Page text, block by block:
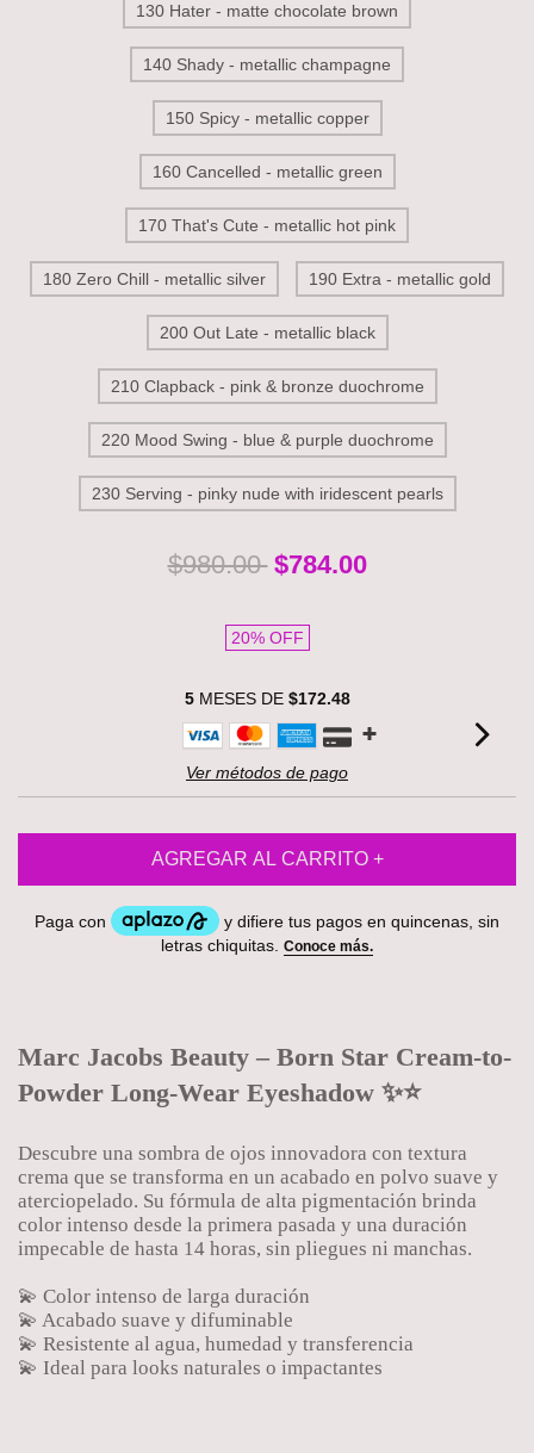
130 Hater - matte chocolate brown
140 Shady - metallic champagne
150 Spicy - metallic copper
160 Cancelled - metallic green
170 That's Cute - metallic hot pink
180 Zero Chill - metallic silver 190 Extra - metallic gold
200 Out Late - metallic black
210 Clapback - pink & bronze duochrome
220 Mood Swing - blue & purple duochrome
230 Serving - pinky nude with iridescent pearls
$980.00 $784.00
20% OFF
5MESES DE $172.48
Ver métodos de pago
Marc Jacobs Beauty – Born Star Cream-to-
Powder Long-Wear Eyeshadow ✨⭐
Descubre una sombra de ojos innovadora con textura
crema que se transforma en un acabado en polvo suave y
aterciopelado. Su fórmula de alta pigmentación brinda
color intenso desde la primera pasada y una duración
impecable de hasta 14 horas, sin pliegues ni manchas.
💫 Color intenso de larga duración
💫 Acabado suave y difuminable
💫 Resistente al agua, humedad y transferencia
💫 Ideal para looks naturales o impactantes